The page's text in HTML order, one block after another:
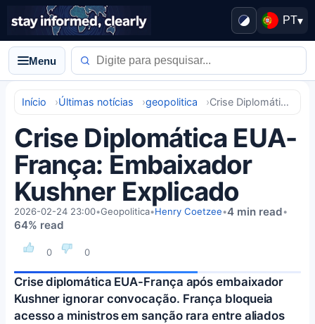
PT▾
Menu
Início Últimas notícias geopolitica Crise Diplomática EUA-França: Embaixador Kushner Explicado
Crise Diplomática EUA-
França: Embaixador
Kushner Explicado
0 0
2026-02-24 23:00•Geopolitica•Henry Coetzee•4 min read•
64% read
Crise diplomática EUA-França após embaixador
Kushner ignorar convocação. França bloqueia
acesso a ministros em sanção rara entre aliados